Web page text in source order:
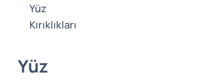
Yüz
Kırıklıkları
Yüz